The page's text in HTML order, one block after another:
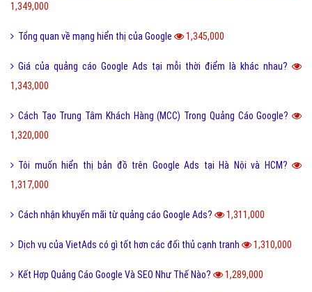
1,349,000
Tổng quan về mạng hiển thị của Google 1,345,000
Giá của quảng cáo Google Ads tại mỗi thời điểm là khác nhau?
1,343,000
Cách Tạo Trung Tâm Khách Hàng (MCC) Trong Quảng Cáo Google?
1,320,000
Tôi muốn hiển thị bản đồ trên Google Ads tại Hà Nội và HCM?
1,317,000
Cách nhận khuyến mãi từ quảng cáo Google Ads? 1,311,000
Dịch vụ của VietAds có gì tốt hơn các đối thủ cạnh tranh 1,310,000
Kết Hợp Quảng Cáo Google Và SEO Như Thế Nào? 1,289,000